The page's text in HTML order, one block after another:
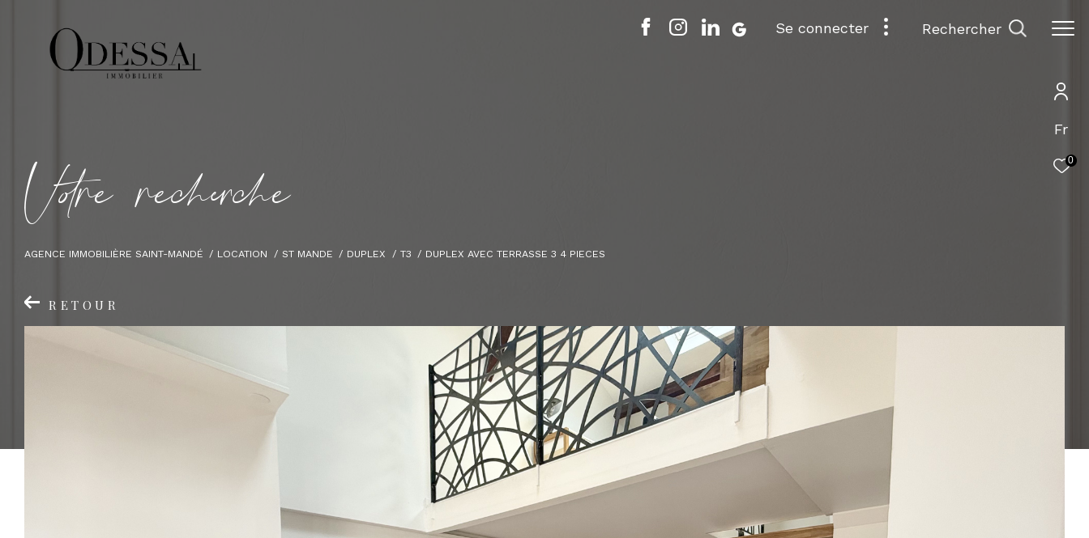
Fr
0
se connecter rechercher
Vore recece
AGENCE IMMOBILIÈRE SAINT-MANDÉ LOCATION ST MANDE DUPLEX T3 DUPLEX AVEC TERRASSE 3 4 PIECES
RETOUR